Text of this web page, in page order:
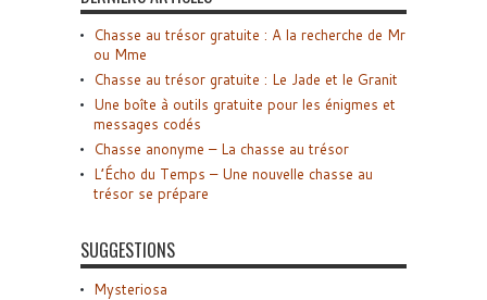
Chasse au trésor gratuite : A la recherche de Mr
ou Mme
Chasse au trésor gratuite : Le Jade et le Granit
Une boîte à outils gratuite pour les énigmes et
messages codés
Chasse anonyme – La chasse au trésor
L’Écho du Temps – Une nouvelle chasse au
trésor se prépare
SUGGESTIONS
Mysteriosa